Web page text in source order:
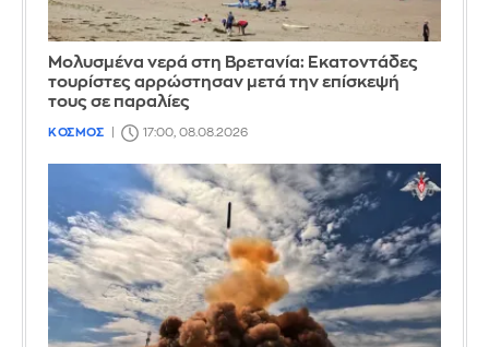
Μολυσμένα νερά στη Βρετανία: Εκατοντάδες
τουρίστες αρρώστησαν μετά την επίσκεψή
τους σε παραλίες
ΚΟΣΜΟΣ 17:00, 08.08.2026